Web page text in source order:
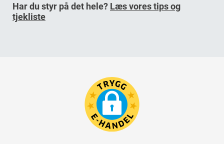
Har du styr på det hele? Læs vores tips og
tjekliste